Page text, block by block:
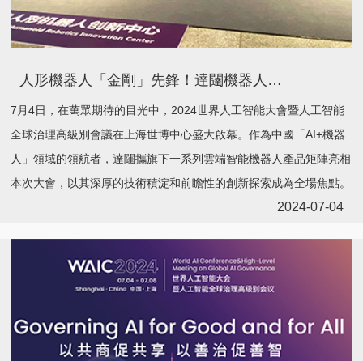
人形機器人「金剛」先鋒！達闥機器人閃耀2024世界人工智能大會
7月4日，在萬眾期待的目光中，2024世界人工智能大會暨人工智能
全球治理高級別會議在上海世博中心盛大啟幕。作為中國「AI+機器
人」領域的領航者，達闥攜旗下一系列雲端智能機器人產品矩陣亮相
本次大會，以其深厚的技術積淀和前瞻性的創新探索成為全場焦點。
2024-07-04